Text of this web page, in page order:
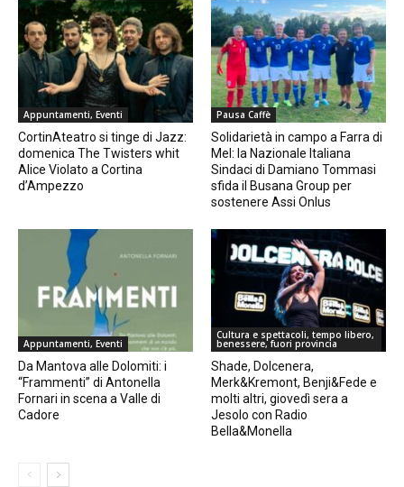
Appuntamenti, Eventi
CortinAteatro si tinge di Jazz:
domenica The Twisters whit
Alice Violato a Cortina
d’Ampezzo
Pausa Caffè
Solidarietà in campo a Farra di
Mel: la Nazionale Italiana
Sindaci di Damiano Tommasi
sfida il Busana Group per
sostenere Assi Onlus
Appuntamenti, Eventi
Da Mantova alle Dolomiti: i
“Frammenti” di Antonella
Fornari in scena a Valle di
Cadore
Cultura e spettacoli, tempo libero,
benessere, fuori provincia
Shade, Dolcenera,
Merk&Kremont, Benji&Fede e
molti altri, giovedì sera a
Jesolo con Radio
Bella&Monella